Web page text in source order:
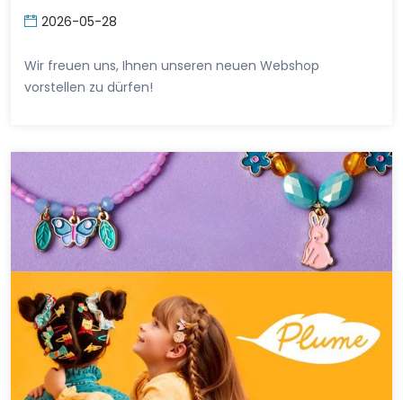
2026-05-28
Wir freuen uns, Ihnen unseren neuen Webshop
vorstellen zu dürfen!